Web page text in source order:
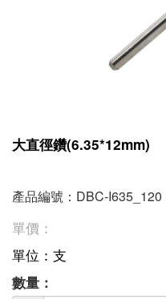
大直徑鑽(6.35*12mm)
產品編號：DBC-I635_120
單價：
單位：支
數量：